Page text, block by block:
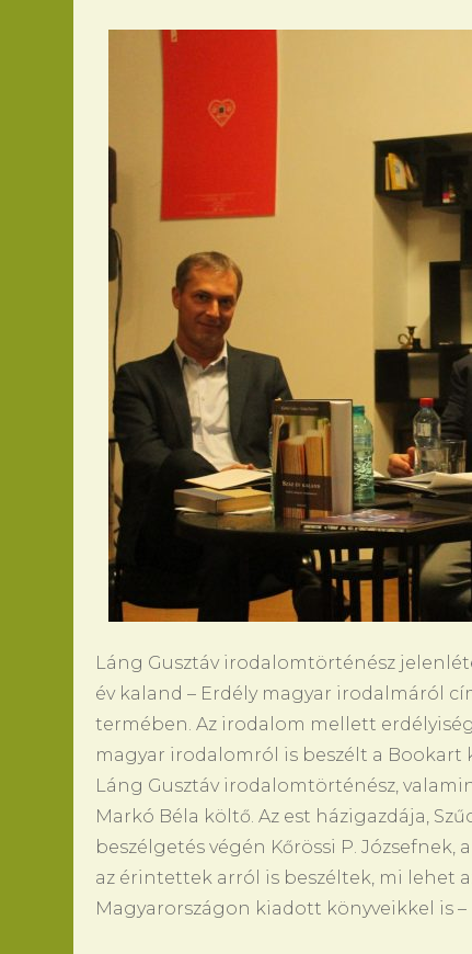
Láng Gusztáv irodalomtörténész
év kaland – Erdély magyar irodalmáról
termében. Az irodalom mellett
magyar irodalomról is beszélt a
Láng Gusztáv irodalomtörténész,
Markó Béla költő. Az est házigazdája,
beszélgetés végén Kőrössi P.
az érintettek arról is beszéltek, mi lehet
Magyarországon kiadott könyveikkel is